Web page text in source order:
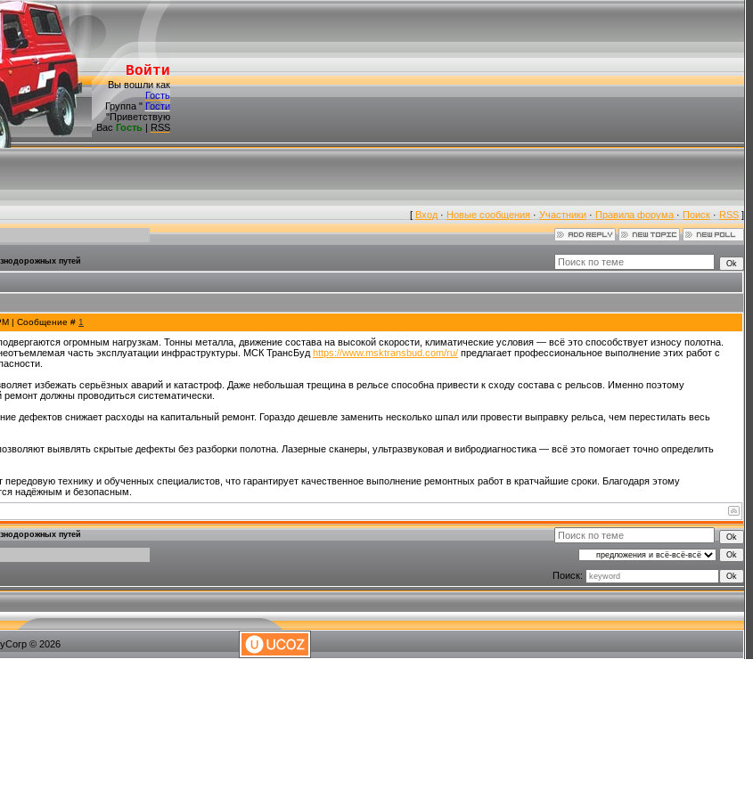
Войти
Вы вошли как
Гость
Группа " Гости
"Приветствую
Вас Гость| RSS
[ Вход · Новые сообщения · Участники · Правила форума · Поиск · RSS ]
путей
| Сообщение # 1
огромным нагрузкам. Тонны металла, движение состава на высокой скорости, климатические условия — всё это способствует износу полотна.
часть эксплуатации инфраструктуры. МСК ТрансБуд https://www.msktransbud.com/ru/ предлагает профессиональное выполнение этих работ с
избежать серьёзных аварий и катастроф. Даже небольшая трещина в рельсе способна привести к сходу состава с рельсов. Именно поэтому
должны проводиться систематически.
дефектов снижает расходы на капитальный ремонт. Гораздо дешевле заменить несколько шпал или провести выправку рельса, чем перестилать весь
выявлять скрытые дефекты без разборки полотна. Лазерные сканеры, ультразвуковая и вибродиагностика — всё это помогает точно определить
технику и обученных специалистов, что гарантирует качественное выполнение ремонтных работ в кратчайшие сроки. Благодаря этому
надёжным и безопасным.
путей
Поиск:
© 2026